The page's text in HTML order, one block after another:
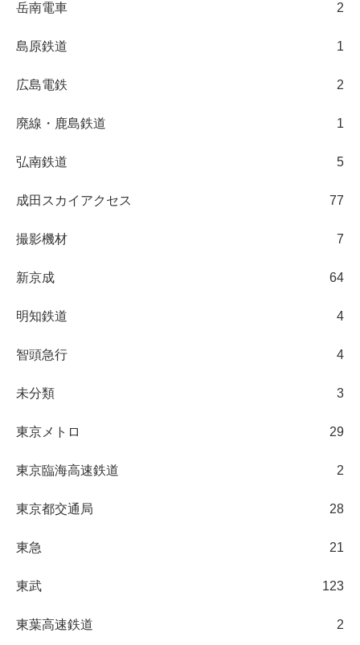
岳南電車 2
島原鉄道 1
広島電鉄 2
廃線・鹿島鉄道 1
弘南鉄道 5
成田スカイアクセス 77
撮影機材 7
新京成 64
明知鉄道 4
智頭急行 4
未分類 3
東京メトロ 29
東京臨海高速鉄道 2
東京都交通局 28
東急 21
東武 123
東葉高速鉄道 2